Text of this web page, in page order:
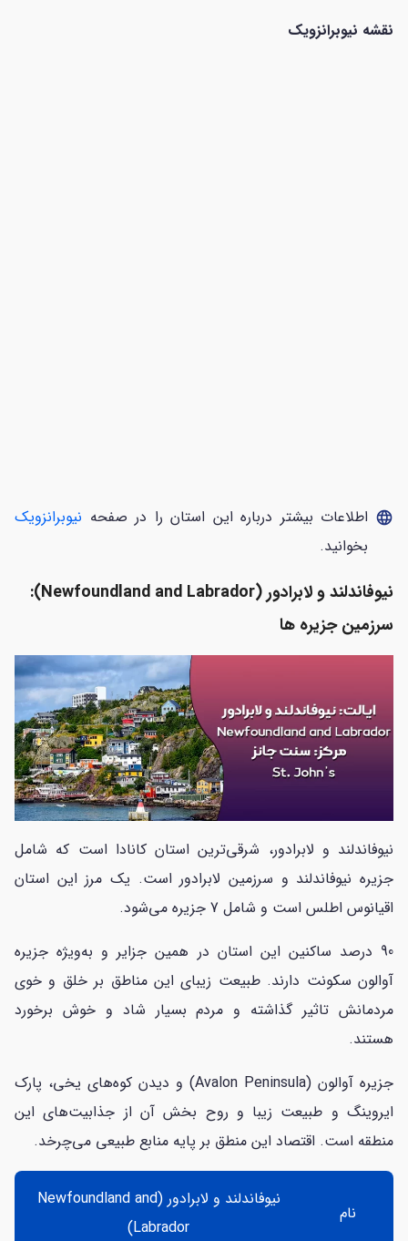
نقشه نیوبرانزویک
language اطلاعات بیشتر درباره این استان را در صفحه نیوبرانزویک
بخوانید.
نیوفاندلند و لابرادور (Newfoundland and Labrador):
سرزمین جزیره ها
نیوفاندلند و لابرادور، شرقی‌ترین استان کانادا است که شامل
جزیره نیوفاندلند و سرزمین لابرادور است. یک مرز این استان
اقیانوس اطلس است و شامل 7 جزیره می‌شود.
90 درصد ساکنین این استان در همین جزایر و به‌ویژه جزیره
آوالون سکونت دارند. طبیعت زیبای این مناطق بر خلق و خوی
مردمانش تاثیر گذاشته و مردم بسیار شاد و خوش برخورد
هستند.
جزیره آوالون (Avalon Peninsula) و دیدن کوه‌های یخی، پارک
ایروینگ و طبیعت زیبا و روح بخش آن از جذابیت‌های این
منطقه است. اقتصاد این منطق بر پایه منابع طبیعی می‌چرخد.
نام
نیوفاندلند و لابرادور (Newfoundland and
Labrador)